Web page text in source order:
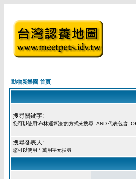
動物新樂園 首頁
搜尋關鍵字:
您可以使用'布林運算法'的方式來搜尋. AND 代表包含.
搜尋發表人:
您可以使用 * 萬用字元搜尋